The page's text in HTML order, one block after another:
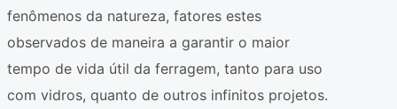
fenômenos da natureza, fatores estes
observados de maneira a garantir o maior
tempo de vida útil da ferragem, tanto para uso
com vidros, quanto de outros infinitos projetos.